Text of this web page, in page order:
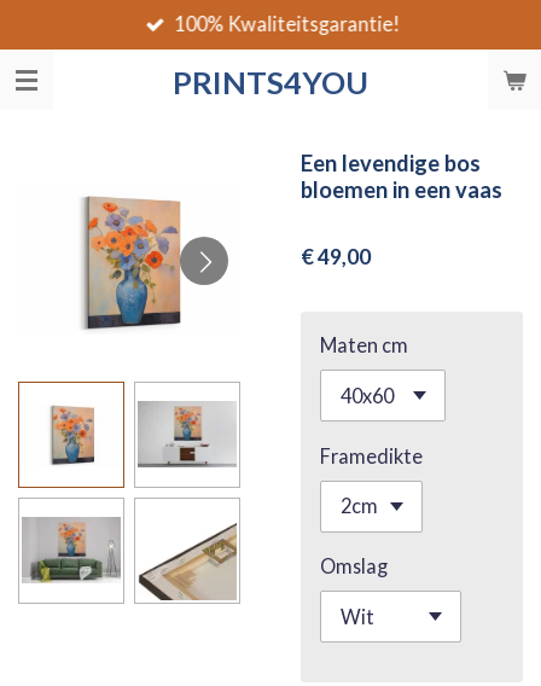
direct
naar
PRINTS4YOU
100% Kwaliteitsgarantie!
Een levendige bos
bloemen in een vaas
€ 49,00
Maten cm
Framedikte
Omslag